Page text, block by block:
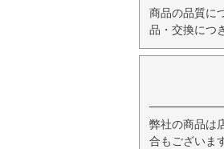
商品の品質に
品・交換につ
弊社の商品は
合もございま